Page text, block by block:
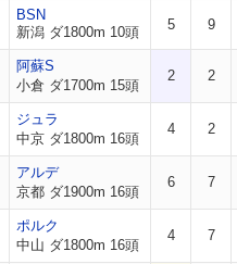
BSN
新潟 ダ1800m 10頭
5 9
阿蘇S
小倉 ダ1700m 15頭
2 2
ジュラ
中京 ダ1800m 16頭
4 2
アルデ
京都 ダ1900m 16頭
6 7
ポルク
中山 ダ1800m 16頭
4 7